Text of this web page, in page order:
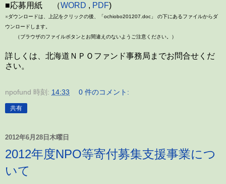
■応募用紙 （WORD , PDF)
※ダウンロードは、上記をクリックの後、「ochiobo201207.doc」 の下にあるファイルからダ
ウンロードします。
（ブラウザのファイルボタンとお間違えのないようご注意ください。）
詳しくは、北海道ＮＰＯファンド事務局までお問合せくだ
さい。
npofund 時刻: 14:33 0 件のコメント:
共有
2012年6月28日木曜日
2012年度NPO等寄付募集支援事業につ
いて